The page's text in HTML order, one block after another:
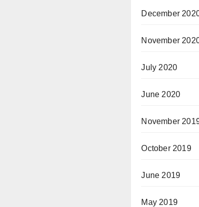
December
November
July 2020
June 2020
November
October 2019
June 2019
May 2019